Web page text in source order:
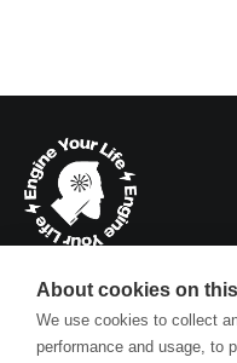
info@engineyourlife.de
Kühtriftweg 3, D-93188
About cookies on
We use cookies to collect
performance and usage, to